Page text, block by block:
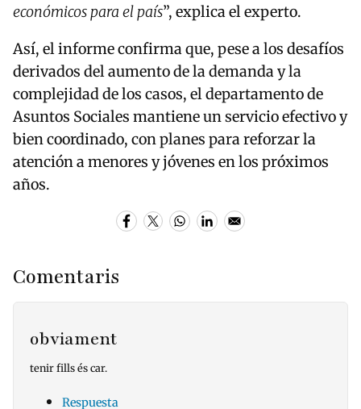
económicos para el país”, explica el experto.
Así, el informe confirma que, pese a los desafíos
derivados del aumento de la demanda y la
complejidad de los casos, el departamento de
Asuntos Sociales mantiene un servicio efectivo y
bien coordinado, con planes para reforzar la
atención a menores y jóvenes en los próximos
años.
Comentaris
obviament
tenir fills és car.
Respuesta